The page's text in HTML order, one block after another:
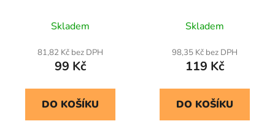
Skladem
81,82 Kč bez DPH
99 Kč
DO KOŠÍKU
Skladem
98,35 Kč bez DPH
119 Kč
DO KOŠÍKU